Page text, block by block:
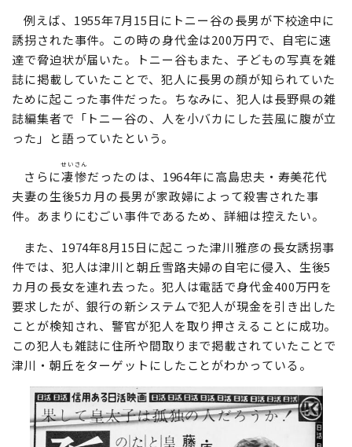
昭和中期に頻発した芸能人の子女の誘拐・殺傷
事件
例えば、1955年7月15日にトニー谷の長男が下校途中に
誘拐された事件。この時の身代金は200万円で、自宅に速
達で脅迫状が届いた。トニー谷もまた、子どもの写真を雑
誌に掲載していたことで、犯人に長男の顔が知られていた
ために起こった事件だった。ちなみに、犯人は長野県の雑
誌編集者で「トニー谷の、人を小バカにした芸風に腹が立
った」と語っていたという。
さらに 凄惨
せいさん
だったのは、1964年に高島忠夫・寿美花代
夫妻の生後5カ月の長男が家政婦によって殺害された事
件。あまりにむごい事件であるため、詳細は控えたい。
また、1974年8月15日に起こった津川雅彦の長女誘拐事
件では、犯人は津川と朝丘雪路夫婦の自宅に侵入、生後5
カ月の長女を連れ去った。犯人は電話で身代金400万円を
要求したが、銀行の新システムで犯人が現金を引き出した
ことが検知され、警官が犯人を取り押さえることに成功。
この犯人も雑誌に住所や間取りまで掲載されていたことで
津川・朝丘をターゲットにしたことがわかっている。